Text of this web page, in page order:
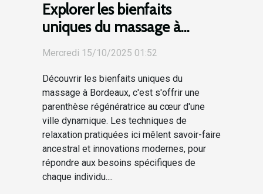
Explorer les bienfaits
uniques du massage à
Bordeaux pour la santé et le
bien-être
Mercredi 15/10/2025 01:52
Découvrir les bienfaits uniques du
massage à Bordeaux, c'est s'offrir une
parenthèse régénératrice au cœur d'une
ville dynamique. Les techniques de
relaxation pratiquées ici mêlent savoir-faire
ancestral et innovations modernes, pour
répondre aux besoins spécifiques de
chaque individu....